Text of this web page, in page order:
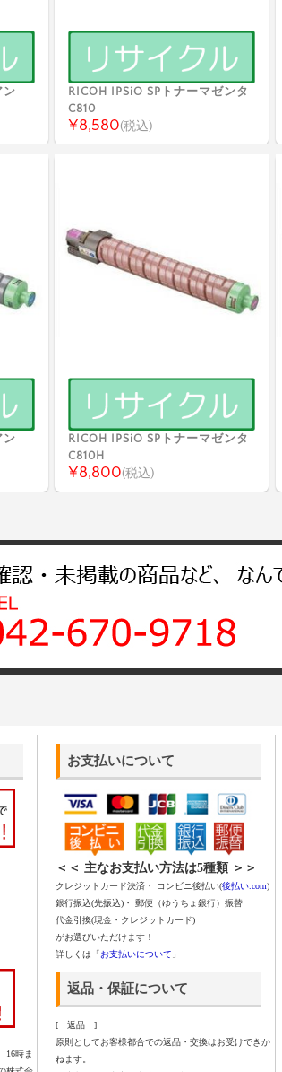
ン
RICOH IPSiO SPトナーマゼンタ
C810
¥8,580(税込)
ン
RICOH IPSiO SPトナーマゼンタ
C810H
¥8,800(税込)
16時ま
お支払いについて
＜＜ 主なお支払い方法は5種類 ＞＞
クレジットカード決済・ コンビニ後払い(後払い.com)
銀行振込(先振込)・ 郵便（ゆうちょ銀行）振替
代金引換(現金・クレジットカード)
がお選びいただけます！
詳しくは「お支払いについて 」
返品・保証について
[ 返品 ]
原則としてお客様都合での返品・交換はお受けできか
ねます。